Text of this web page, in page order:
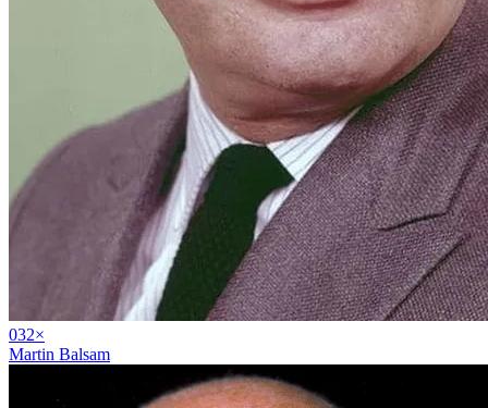
032×
Martin Balsam